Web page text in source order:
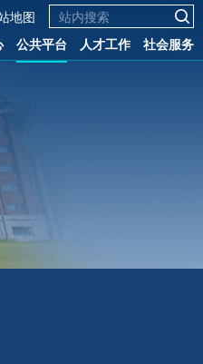
地图
公共平台 人才工作 社会服务